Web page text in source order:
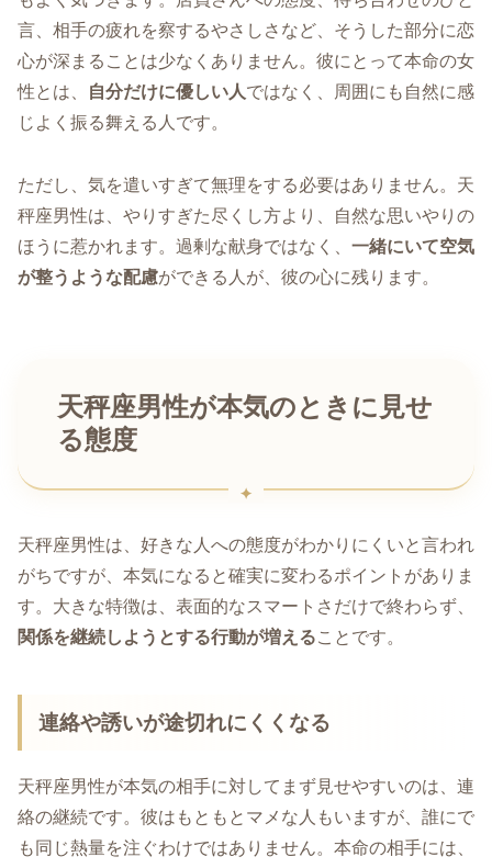
言、相手の疲れを察するやさしさなど、そうした部分に恋
心が深まることは少なくありません。彼にとって本命の女
性とは、
自分だけに優しい人ではなく、周囲にも自然に感
じよく振る舞える人です。
ただし、気を遣いすぎて無理をする必要はありません。天
秤座男性は、やりすぎた尽くし方より、自然な思いやりの
ほうに惹かれます。過剰な献身ではなく、 一緒にいて空気
が整うような配慮ができる人が、彼の心に残ります。
天秤座男性が本気のときに見せ
る態度
天秤座男性は、好きな人への態度がわかりにくいと言われ
がちですが、本気になると確実に変わるポイントがありま
す。大きな特徴は、表面的なスマートさだけで終わらず、
関係を継続しようとする行動が増えることです。
連絡や誘いが途切れにくくなる
天秤座男性が本気の相手に対してまず見せやすいのは、連
絡の継続です。彼はもともとマメな人もいますが、誰にで
も同じ熱量を注ぐわけではありません。本命の相手には、